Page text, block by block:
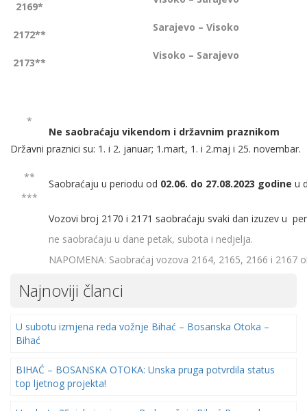
2169*
2172**
Sarajevo – Visoko
2173**
Visoko – Sarajevo
*
Ne saobraćaju vikendom i državnim praznikom
Državni praznici su: 1. i 2. januar; 1.mart, 1. i 2.maj i 25. novembar.
**
Saobraćaju u periodu od 02.06. do 27.08.2023 godine u
***
Vozovi broj 2170 i 2171 saobraćaju svaki dan izuzev u
ne saobraćaju u dane petak, subota i nedjelja.
NAPOMENA: Saobraćaj vozova 2164, 2165, 2166 i 2167
Najnoviji članci
U subotu izmjena reda vožnje Bihać – Bosanska Otoka –
Bihać
BIHAĆ – BOSANSKA OTOKA: Unska pruga potvrdila status
top ljetnog projekta!